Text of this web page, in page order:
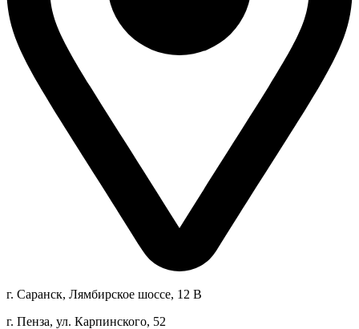
г. Саранск, Лямбирское шоссе, 12 В
г. Пенза, ул. Карпинского, 52